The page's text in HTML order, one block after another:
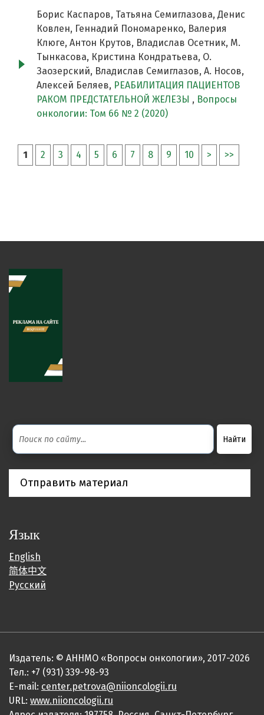
Борис Каспаров, Татьяна Семиглазова, Денис
Ковлен, Геннадий Пономаренко, Валерия
Клюге, Антон Крутов, Владислав Осетник, М.
Тынкасова, Кристина Кондратьева, О.
Заозерский, Владислав Семиглазов, А. Носов,
Алексей Беляев, РЕАБИЛИТАЦИЯ ПАЦИЕНТОВ
РАКОМ ПРЕДСТАТЕЛЬНОЙ ЖЕЛЕЗЫ , Вопросы
онкологии: Том 66 № 2 (2020)
1 2 3 4 5 6 7 8 9 10 > >>
Отправить материал
Язык
English
简体中文
Русский
Издатель: © АННМО «Вопросы онкологии», 2017-2026
Тел.: +7 (931) 339-98-93
E-mail: center.petrova@niioncologii.ru
URL: www.niioncologii.ru